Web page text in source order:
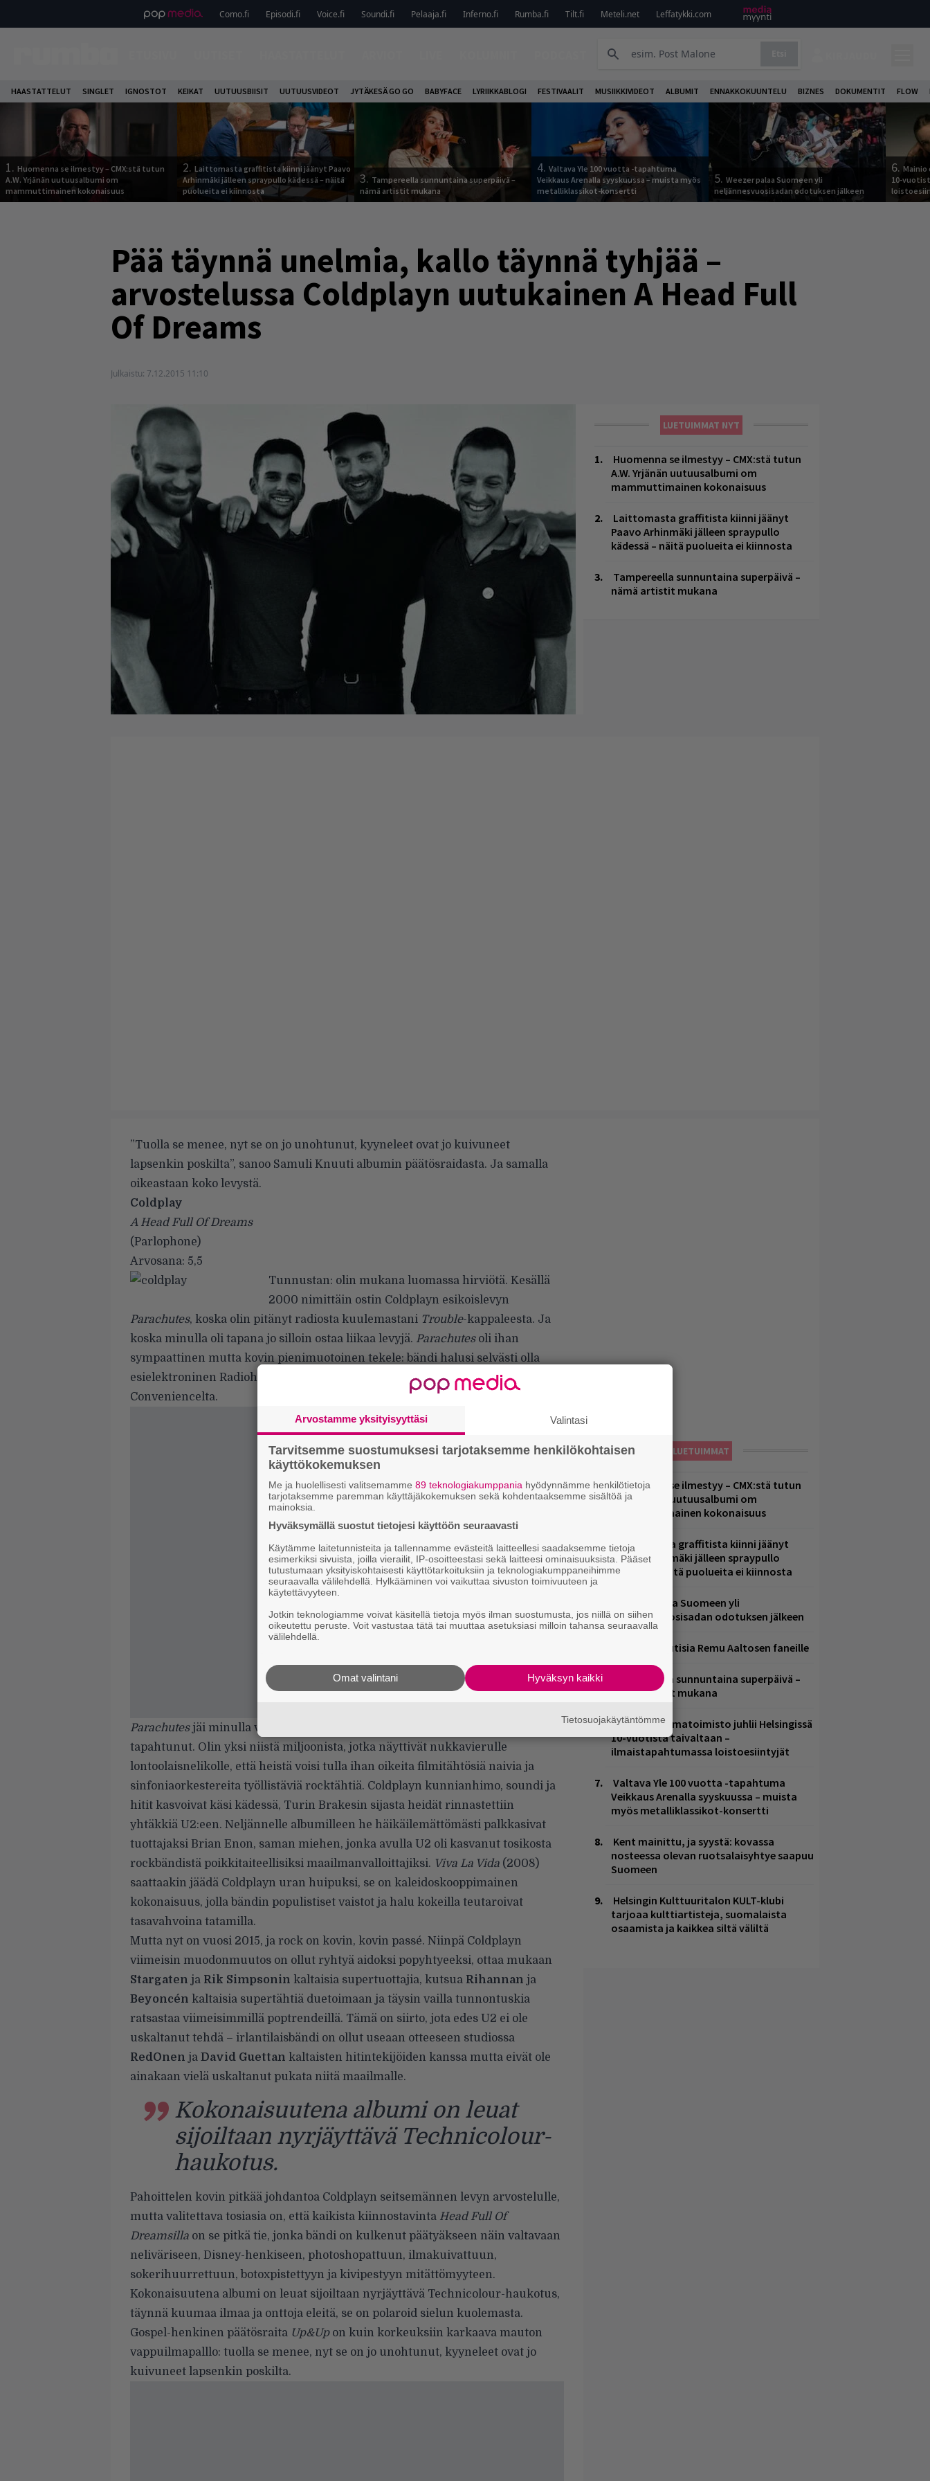
Como.fi Episodi.fi Voice.fi Soundi.fi Pelaaja.fi Inferno.fi Rumba.fi Tilt.fi Meteli.net Leffatykki.com
HAASTATTELUT SINGLET IGNOSTOT KEIKAT UUTUUSBIISIT UUTUUSVIDEOT JYTÄKESÄ GO GO BABYFACE LYRIIKKABLOGI FESTIVAALIT MUSIIKKIVIDEOT ALBUMIT ENNAKKOKUUNTELU BIZNES DOKUMENTIT FLOW
1. Huomenna se ilmestyy – CMX:stä tutun
A.W. Yrjänän uutuusalbumi om
mammuttimainen kokonaisuus
2. Laittomasta graffitista kiinni jäänyt Paavo
Arhinmäki jälleen spraypullo kädessä – näitä
puolueita ei kiinnosta
3. Tampereella sunnuntaina superpäivä –
nämä artistit mukana
4. Valtava Yle 100 vuotta -tapahtuma
Veikkaus Arenalla syyskuussa – muista myös
metalliklassikot-konsertti
5. Weezer palaa Suomeen yli
neljännesvuosisadan odotuksen jälkeen
6.
10-
Pää täynnä unelmia, kallo täynnä tyhjää –
arvostelussa Coldplayn uutukainen A Head Full
Of Dreams
Julkaistu: 7.12.2015 11:10
LUETUIMMAT NYT
Huomenna se ilmestyy – CMX:stä tutun
A.W. Yrjänän uutuusalbumi om
mammuttimainen kokonaisuus
Laittomasta graffitista kiinni jäänyt
Paavo Arhinmäki jälleen spraypullo
kädessä – näitä puolueita ei kiinnosta
Tampereella sunnuntaina superpäivä –
nämä artistit mukana
”Tuolla se menee, nyt se on jo unohtunut, kyyneleet ovat jo kuivuneet
lapsenkin poskilta”, sanoo Samuli Knuuti albumin päätösraidasta. Ja samalla
oikeastaan koko levystä.
Coldplay
A Head Full Of Dreams
(Parlophone)
Arvosana: 5,5
Tunnustan: olin mukana luomassa hirviötä. Kesällä
2000 nimittäin ostin Coldplayn esikoislevyn
Parachutes, koska olin pitänyt radiosta kuulemastani Trouble-kappaleesta. Ja
koska minulla oli tapana jo silloin ostaa liikaa levyjä. Parachutesoli ihan
sympaattinen mutta kovin pienimuotoinen tekele: bändi halusi selvästi olla
esielektroninen Radiohead mutta kuulosti enemmän Travisilta. Tai Kings Of
Conveniencelta.
Parachutesjäi minulla varsin vähälle kuuntelulle, mutta vahinko oli jo
tapahtunut. Olin yksi niistä miljoonista, jotka näyttivät nukkavierulle
lontoolaisnelikolle, että heistä voisi tulla ihan oikeita filmitähtösiä naivia ja
sinfoniaorkestereita työllistäviä rocktähtiä. Coldplayn kunnianhimo, soundi ja
hitit kasvoivat käsi kädessä, Turin Brakesin sijasta heidät rinnastettiin
yhtäkkiä U2:een. Neljännelle albumilleen he häikäilemättömästi palkkasivat
tuottajaksi Brian Enon, saman miehen, jonka avulla U2 oli kasvanut tosikosta
rockbändistä poikkitaiteellisiksi maailmanvalloittajiksi. Viva La Vida (2008)
saattaakin jäädä Coldplayn uran huipuksi, se on kaleidoskooppimainen
kokonaisuus, jolla bändin populistiset vaistot ja halu kokeilla teutaroivat
tasavahvoina tatamilla.
Mutta nyt on vuosi 2015, ja rock on kovin, kovin passé. Niinpä Coldplayn
viimeisin muodonmuutos on ollut ryhtyä aidoksi popyhtyeeksi, ottaa mukaan
Stargaten ja Rik Simpsonin kaltaisia supertuottajia, kutsua Rihannan ja
Beyoncén kaltaisia supertähtiä duetoimaan ja täysin vailla tunnontuskia
ratsastaa viimeisimmillä poptrendeillä. Tämä on siirto, jota edes U2 ei ole
uskaltanut tehdä – irlantilaisbändi on ollut useaan otteeseen studiossa
RedOnen ja David Guettan kaltaisten hitintekijöiden kanssa mutta eivät ole
ainakaan vielä uskaltanut pukata niitä maailmalle.
Kokonaisuutena albumi on leuat
sijoiltaan nyrjäyttävä Technicolour-
haukotus.
Pahoittelen kovin pitkää johdantoa Coldplayn seitsemännen levyn arvostelulle,
mutta valitettava tosiasia on, että kaikista kiinnostavinta Head Full Of
Dreamsilla on se pitkä tie, jonka bändi on kulkenut päätyäkseen näin valtavaan
neliväriseen, Disney-henkiseen, photoshopattuun, ilmakuivattuun,
sokerihuurrettuun, botoxpistettyyn ja kivipestyyn mitättömyyteen.
Kokonaisuutena albumi on leuat sijoiltaan nyrjäyttävä Technicolour-haukotus,
täynnä kuumaa ilmaa ja onttoja eleitä, se on polaroid sielun kuolemasta.
Gospel-henkinen päätösraita Up&Upon kuin korkeuksiin karkaava mauton
vappuilmapalllo: tuolla se menee, nyt se on jo unohtunut, kyyneleet ovat jo
kuivuneet lapsenkin poskilta.
LUETUIMMAT
Huomenna se ilmestyy – CMX:stä tutun
A.W. Yrjänän uutuusalbumi om
mammuttimainen kokonaisuus
Laittomasta graffitista kiinni jäänyt
Paavo Arhinmäki jälleen spraypullo
kädessä – näitä puolueita ei kiinnosta
Weezer palaa Suomeen yli
neljännesvuosisadan odotuksen jälkeen
Mainioita uutisia Remu Aaltosen faneille
Tampereella sunnuntaina superpäivä –
nämä artistit mukana
Mainio ohjelmatoimisto juhlii Helsingissä
10-vuotista taivaltaan –
ilmaistapahtumassa loistoesiintyjät
Valtava Yle 100 vuotta -tapahtuma
Veikkaus Arenalla syyskuussa – muista
myös metalliklassikot-konsertti
Kent mainittu, ja syystä: kovassa
nosteessa olevan ruotsalaisyhtye saapuu
Suomeen
Helsingin Kulttuuritalon KULT-klubi
tarjoaa kulttiartisteja, suomalaista
osaamista ja kaikkea siltä väliltä
Arvostamme yksityisyyttäsi Valintasi
Tarvitsemme suostumuksesi tarjotaksemme henkilökohtaisen
käyttökokemuksen
Me ja huolellisesti valitsemamme 89 teknologiakumppania hyödynnämme henkilötietoja
tarjotaksemme paremman käyttäjäkokemuksen sekä kohdentaaksemme sisältöä ja
mainoksia.
Hyväksymällä suostut tietojesi käyttöön seuraavasti
Käytämme laitetunnisteita ja tallennamme evästeitä laitteellesi saadaksemme tietoja
esimerkiksi sivuista, joilla vierailit, IP-osoitteestasi sekä laitteesi ominaisuuksista. Pääset
tutustumaan yksityiskohtaisesti käyttötarkoituksiin ja teknologiakumppaneihimme
seuraavalla välilehdellä. Hylkääminen voi vaikuttaa sivuston toimivuuteen ja
käytettävyyteen.
Jotkin teknologiamme voivat käsitellä tietoja myös ilman suostumusta, jos niillä on siihen
oikeutettu peruste. Voit vastustaa tätä tai muuttaa asetuksiasi milloin tahansa seuraavalla
välilehdellä.
Hyväksyn kaikki
Omat valintani
Tietosuojakäytäntömme